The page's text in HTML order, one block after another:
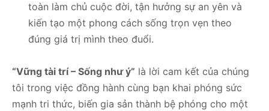
toàn làm chủ cuộc đời, tận hưởng sự an yên và
kiến tạo một phong cách sống trọn vẹn theo
đúng giá trị mình theo đuổi.
“Vững tài trí – Sống như ý” là lời cam kết của chúng
tôi trong việc đồng hành cùng bạn khai phóng sức
mạnh tri thức, biến gia sản thành bệ phóng cho một